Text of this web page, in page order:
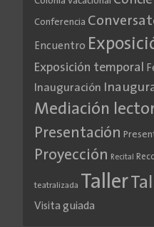
Conferencia
Encuentro
Exposición temporal
Inauguración
Mediación
Presentación
Proyección Recital
teatralizada Taller
Visita guiada